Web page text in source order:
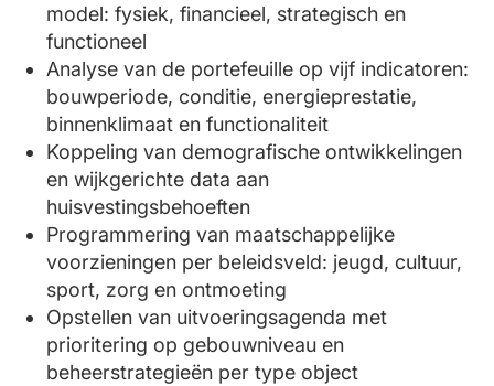
model: fysiek, financieel, strategisch en
functioneel
Analyse van de portefeuille op vijf indicatoren:
bouwperiode, conditie, energieprestatie,
binnenklimaat en functionaliteit
Koppeling van demografische ontwikkelingen
en wijkgerichte data aan
huisvestingsbehoeften
Programmering van maatschappelijke
voorzieningen per beleidsveld: jeugd, cultuur,
sport, zorg en ontmoeting
Opstellen van uitvoeringsagenda met
prioritering op gebouwniveau en
beheerstrategieën per type object